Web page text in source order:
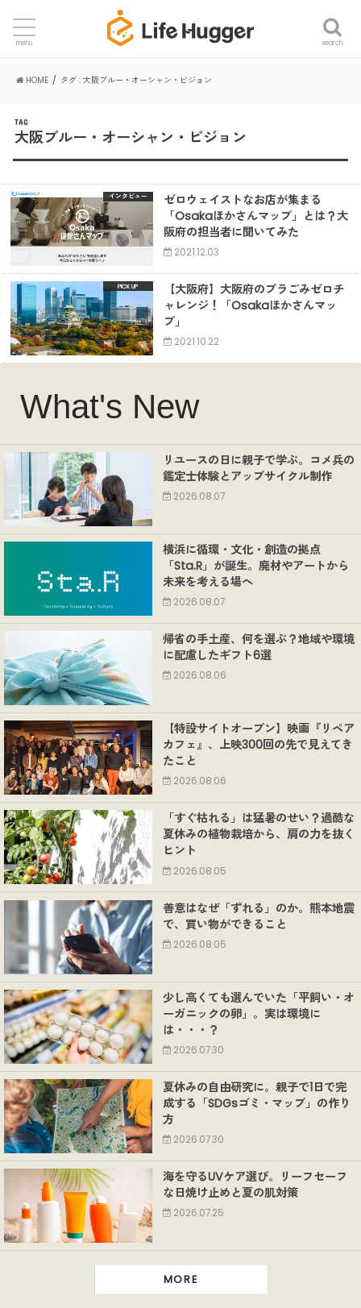
search
menu
HOME タグ : 大阪ブルー・オーシャン・ビジョン
TAG
大阪ブルー・オーシャン・ビジョン
インタビュー
ゼロウェイストなお店が集まる
「Osakaほかさんマップ」とは？大
阪府の担当者に聞いてみた
2021.12.03
【大阪府】大阪府のプラごみゼロチ
ャレンジ！「Osakaほかさんマッ
プ」
2021.10.22
What's New
リユースの日に親子で学ぶ。コメ兵の
鑑定士体験とアップサイクル制作
2026.08.07
横浜に循環・文化・創造の拠点
「Sta.R」が誕生。廃材やアートから
未来を考える場へ
2026.08.07
帰省の手土産、何を選ぶ？地域や環境
に配慮したギフト6選
2026.08.06
【特設サイトオープン】映画『リペア
カフェ』、上映300回の先で見えてき
たこと
2026.08.06
「すぐ枯れる」は猛暑のせい？過酷な
夏休みの植物栽培から、肩の力を抜く
ヒント
2026.08.05
善意はなぜ「ずれる」のか。熊本地震
で、買い物ができること
2026.08.05
少し高くても選んでいた「平飼い・オ
ーガニックの卵」。実は環境に
は・・・？
2026.07.30
夏休みの自由研究に。親子で1日で完
成する「SDGsゴミ・マップ」の作り
方
2026.07.30
海を守るUVケア選び。リーフセーフ
な日焼け止めと夏の肌対策
2026.07.25
MORE